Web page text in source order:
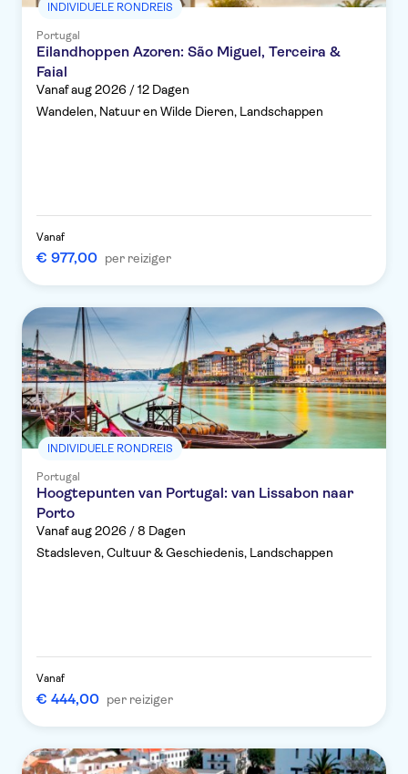
INDIVIDUELE RONDREIS
Portugal
Eilandhoppen Azoren: São Miguel, Terceira &
Faial
Vanaf aug 2026 / 12 Dagen
Wandelen, Natuur en Wilde Dieren, Landschappen
Vanaf
€ 977,00 per reiziger
INDIVIDUELE RONDREIS
Portugal
Hoogtepunten van Portugal: van Lissabon naar
Porto
Vanaf aug 2026 / 8 Dagen
Stadsleven, Cultuur & Geschiedenis, Landschappen
Vanaf
€ 444,00 per reiziger